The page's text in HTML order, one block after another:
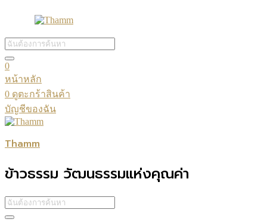
0
หน้าหลัก
0 ดูตะกร้าสินค้า
บัญชีของฉัน
Thamm
ข้าวธรรม วัฒนธรรมแห่งคุณค่า